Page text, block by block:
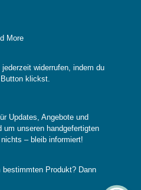
More
widerrufen, indem du
klickst.
Updates, Angebote und
um unseren handgefertigten
– bleib informiert!
bestimmten Produkt? Dann